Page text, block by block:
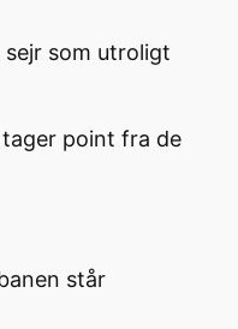
som utroligt
point fra de
står